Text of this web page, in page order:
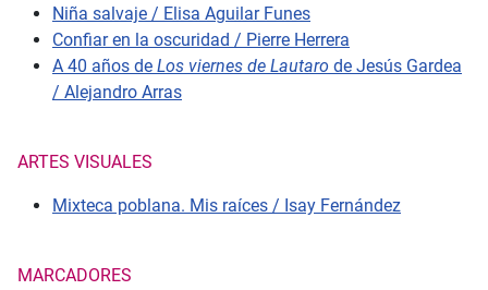
Niña salvaje / Elisa Aguilar Funes
Confiar en la oscuridad / Pierre Herrera
A 40 años de Los viernes de Lautaro de Jesús Gardea
/ Alejandro Arras
ARTES VISUALES
Mixteca poblana. Mis raíces / Isay Fernández
MARCADORES